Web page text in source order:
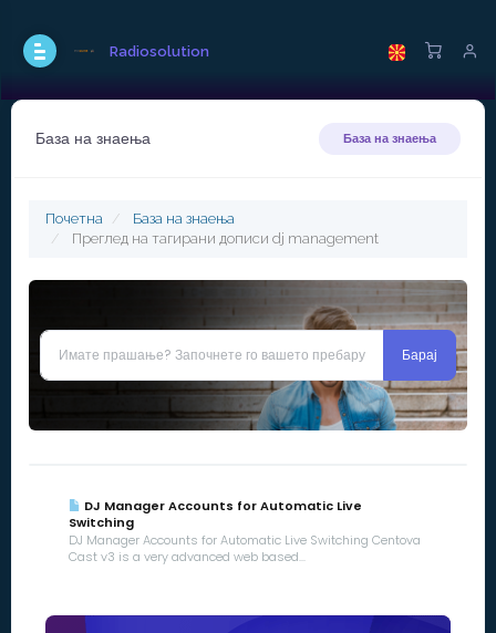
Radiosolution
База на знаења База на знаења
Почетна
База на знаења
Преглед на тагирани дописи dj management
DJ Manager Accounts for Automatic Live
Switching
DJ Manager Accounts for Automatic Live Switching Centova
Cast v3 is a very advanced web based...